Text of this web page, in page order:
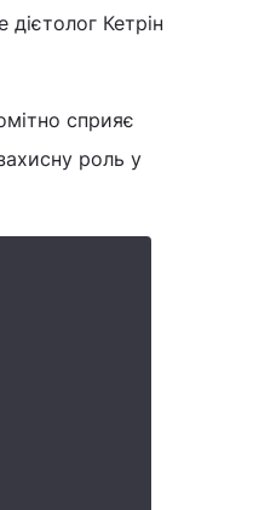
Кетрін
сприяє
роль у